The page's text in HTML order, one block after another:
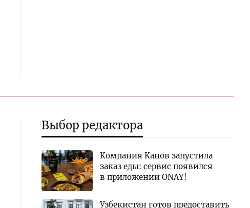
Выбор редактора
Компания Канов запустила
заказ еды: сервис появился
в приложении ONAY!
Узбекистан готов предоставить